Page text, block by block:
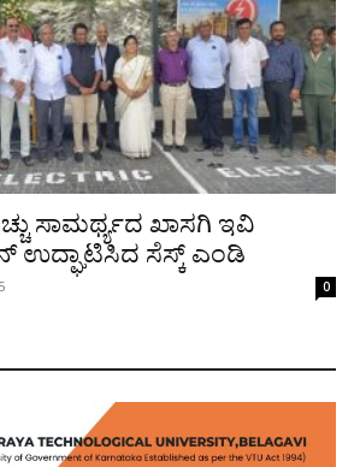
ಸಾಮರ್ಥ್ಯದ ಖಾಸಗಿ ಇವಿ
ಉದ್ಘಾಟಿಸಿದ ಸೆಸ್ಕ್ ಎಂಡಿ
0